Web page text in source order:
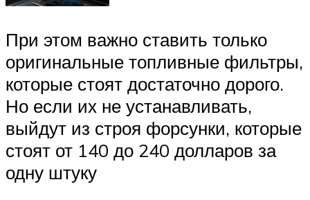
При этом важно ставить только
оригинальные топливные фильтры,
которые стоят достаточно дорого.
Но если их не устанавливать,
выйдут из строя форсунки, которые
стоят от 140 до 240 долларов за
одну штуку